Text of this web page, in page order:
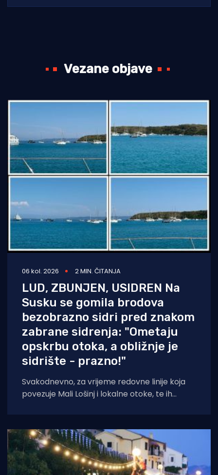
Vezane objave
06 kol. 2026 2 MIN. ČITANJA
LUD, ZBUNJEN, USIDREN Na
Susku se gomila brodova
bezobrazno sidri pred znakom
zabrane sidrenja: "Ometaju
opskrbu otoka, a obližnje je
sidrište - prazno!"
Svakodnevno, za vrijeme redovne linije koja
povezuje Mali Lošinj i lokalne otoke, te ih